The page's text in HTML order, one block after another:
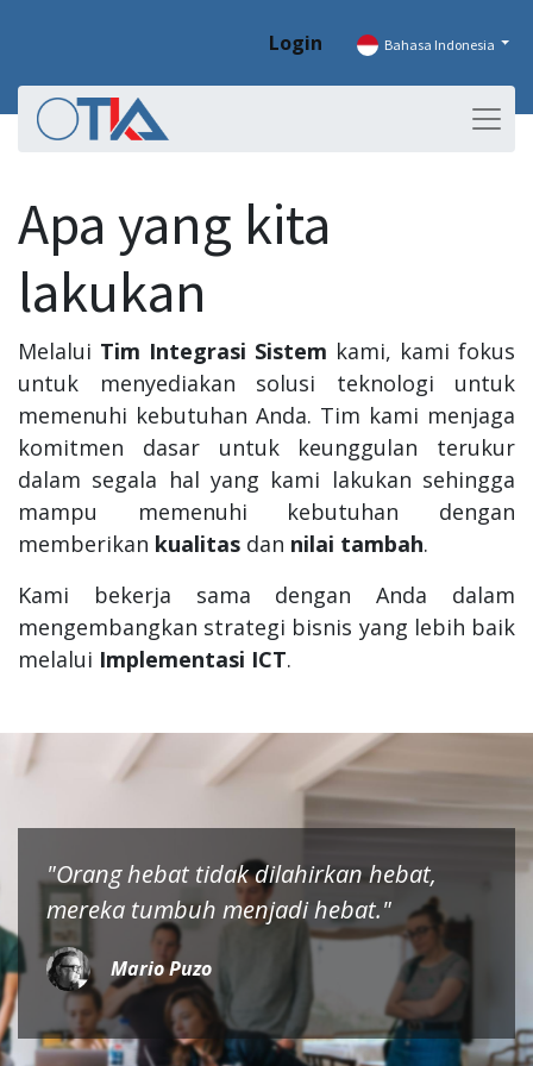
Login Bahasa Indonesia
Apa yang kita
lakukan
Melalui Tim Integrasi Sistem kami, kami fokus
untuk menyediakan solusi teknologi untuk
memenuhi kebutuhan Anda. Tim kami menjaga
komitmen dasar untuk keunggulan terukur
dalam segala hal yang kami lakukan sehingga
mampu memenuhi kebutuhan dengan
memberikan kualitas dan nilai tambah.
Kami bekerja sama dengan Anda dalam
mengembangkan strategi bisnis yang lebih baik
melalui Implementasi ICT.
"Orang hebat tidak dilahirkan hebat,
mereka tumbuh menjadi hebat."
Mario Puzo